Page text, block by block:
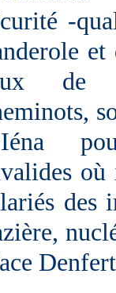
-
et
de
où
des